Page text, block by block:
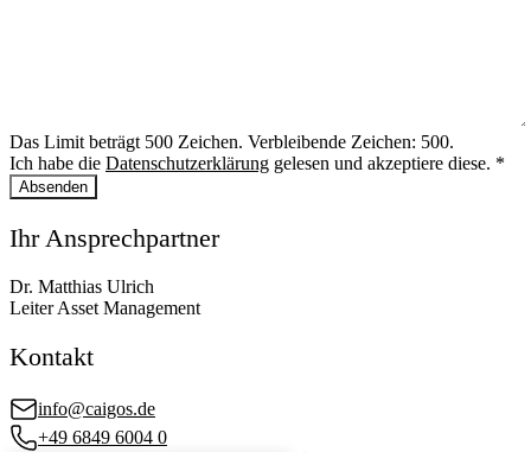
Das Limit beträgt 500 Zeichen. Verbleibende Zeichen: 500.
Ich habe die Datenschutzerklärung gelesen und akzeptiere diese. *
Absenden
Ihr Ansprechpartner
Dr. Matthias Ulrich
Leiter Asset Management
Kontakt
info@caigos.de
+49 6849 6004 0